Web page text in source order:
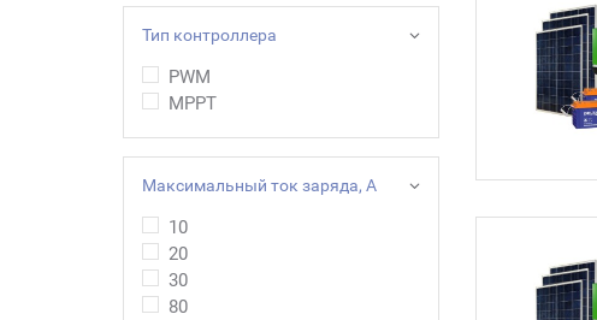
Тип контроллера
PWM
МРРТ
Максимальный ток заряда, А
10
20
30
80